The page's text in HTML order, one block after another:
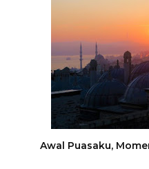
Awal Puasaku,